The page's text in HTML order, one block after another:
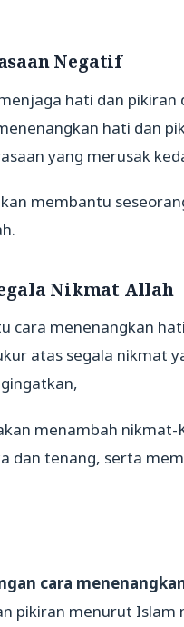
Negatif
hati dan
hati dan
yang merusak
membantu
Nikmat Allah
cara menenangkan
atas segala nikmat
menambah
dan tenang, serta
cara
pikiran menurut